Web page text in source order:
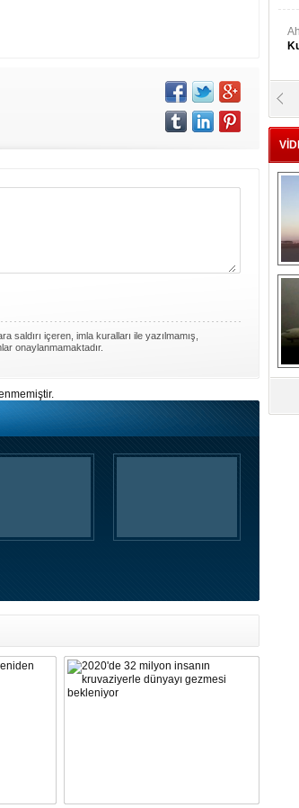
içeren, imla kuralları ile yazılmamış,
onaylanmamaktadır.